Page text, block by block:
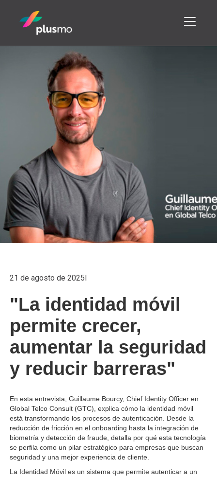
21 de agosto de 2025I
"La identidad móvil
permite crecer,
aumentar la seguridad
y reducir barreras"
En esta entrevista, Guillaume Bourcy, Chief Identity Officer en
Global Telco Consult (GTC), explica cómo la identidad móvil
está transformando los procesos de autenticación. Desde la
reducción de fricción en el onboarding hasta la integración de
biometría y detección de fraude, detalla por qué esta tecnología
se perfila como un pilar estratégico para empresas que buscan
seguridad y una mejor experiencia de cliente.
La Identidad Móvil es un sistema que permite autenticar a un